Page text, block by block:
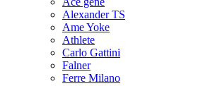
Alexander TS
Ame Yoke
Athlete
Carlo Gattini
Falner
Ferre Milano